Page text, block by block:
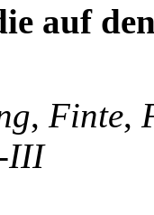
auf
, Finte,
III